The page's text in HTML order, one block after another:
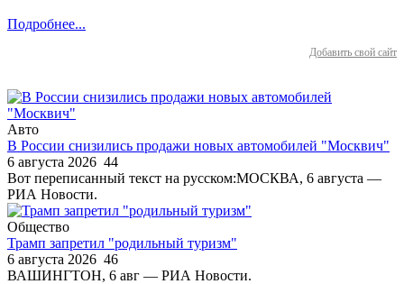
Подробнее...
Добавить свой сайт
Авто
В России снизились продажи новых автомобилей "Москвич"
6 августа 2026 44
Вот переписанный текст на русском:МОСКВА, 6 августа —
РИА Новости.
Общество
Трамп запретил "родильный туризм"
6 августа 2026 46
ВАШИНГТОН, 6 авг — РИА Новости.